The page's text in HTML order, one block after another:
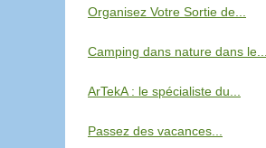
Organisez Votre Sortie de...
Camping dans nature dans le...
ArTekA : le spécialiste du...
Passez des vacances...